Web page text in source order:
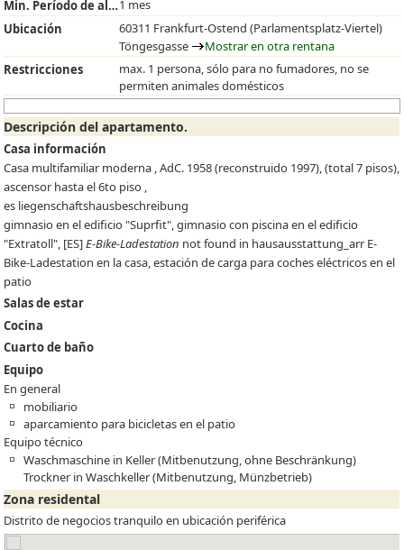
Min. Período de alquiler1 mes
Ubicación
60311 Frankfurt-Ostend (Parlamentsplatz-Viertel)
Töngesgasse
Mostrar en otra rentana
Restricciones
max. 1 persona, sólo para no fumadores, no se
permiten animales domésticos
Descripción del apartamento.
Casa información
Casa multifamiliar moderna , AdC. 1958 (reconstruido 1997), (total 7 pisos),
ascensor hasta el 6to piso ,
es liegenschaftshausbeschreibung
gimnasio en el edificio "Suprfit", gimnasio con piscina en el edificio
"Extratoll", [ES]E-Bike-Ladestation not found in hausausstattung_arr E-
Bike-Ladestation en la casa, estación de carga para coches eléctricos en el
patio
Salas de estar
Cocina
Cuarto de baño
Equipo
En general
mobiliario
aparcamiento para bicicletas en el patio
Equipo técnico
Waschmaschine in Keller (Mitbenutzung, ohne Beschränkung)
Trockner in Waschkeller (Mitbenutzung, Münzbetrieb)
Zona residental
Distrito de negocios tranquilo en ubicación periférica